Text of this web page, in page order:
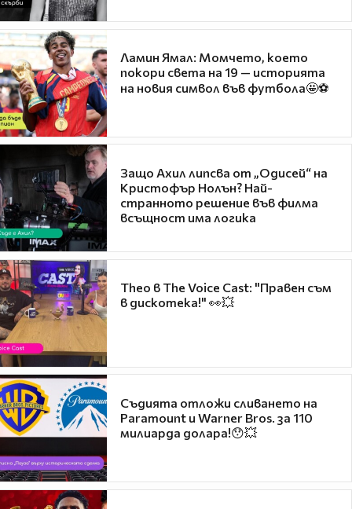
Ламин Ямал: Момчето, което
покори света на 19 — историята
на новия символ във футбола🤩⚽
Защо Ахил липсва от „Одисей“ на
Кристофър Нолън? Най-
странното решение във филма
всъщност има логика
Theo в The Voice Cast: "Правен съм
в дискотека!" 👀💥
Съдията отложи сливането на
Paramount и Warner Bros. за 110
милиарда долара!😯💥